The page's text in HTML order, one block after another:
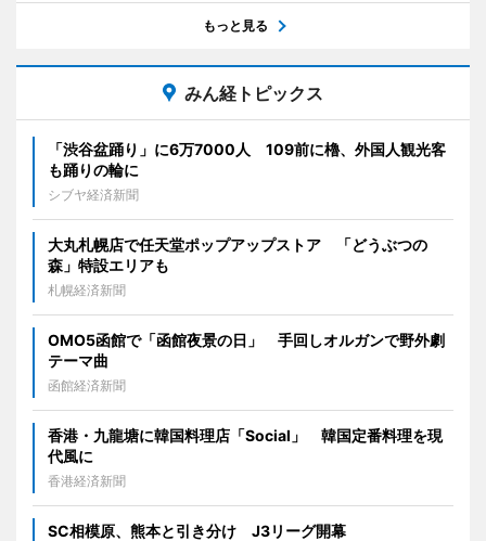
もっと見る
みん経トピックス
「渋谷盆踊り」に6万7000人 109前に櫓、外国人観光客
も踊りの輪に
シブヤ経済新聞
大丸札幌店で任天堂ポップアップストア 「どうぶつの
森」特設エリアも
札幌経済新聞
OMO5函館で「函館夜景の日」 手回しオルガンで野外劇
テーマ曲
函館経済新聞
香港・九龍塘に韓国料理店「Social」 韓国定番料理を現
代風に
香港経済新聞
SC相模原、熊本と引き分け J3リーグ開幕